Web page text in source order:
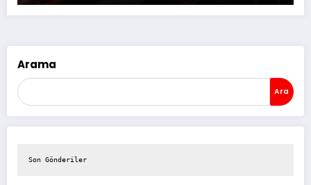
Arama
Ara
Son Gönderiler